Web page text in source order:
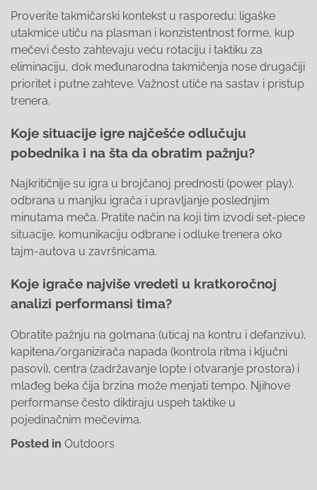
Proverite takmičarski kontekst u rasporedu: ligaške
utakmice utiču na plasman i konzistentnost forme, kup
mečevi često zahtevaju veću rotaciju i taktiku za
eliminaciju, dok međunarodna takmičenja nose drugačiji
prioritet i putne zahteve. Važnost utiče na sastav i pristup
trenera.
Koje situacije igre najčešće odlučuju
pobednika i na šta da obratim pažnju?
Najkritičnije su igra u brojčanoj prednosti (power play),
odbrana u manjku igrača i upravljanje poslednjim
minutama meča. Pratite način na koji tim izvodi set-piece
situacije, komunikaciju odbrane i odluke trenera oko
tajm-autova u završnicama.
Koje igrače najviše vredeti u kratkoročnoj
analizi performansi tima?
Obratite pažnju na golmana (uticaj na kontru i defanzivu),
kapitena/organizirača napada (kontrola ritma i ključni
pasovi), centra (zadržavanje lopte i otvaranje prostora) i
mlađeg beka čija brzina može menjati tempo. Njihove
performanse često diktiraju uspeh taktike u
pojedinačnim mečevima.
Posted in Outdoors